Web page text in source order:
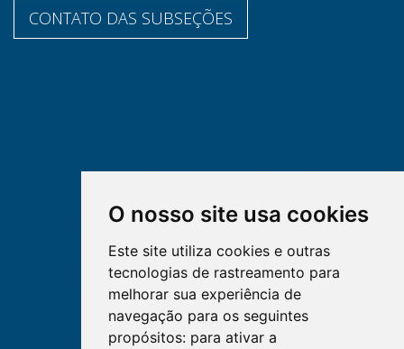
O nosso site usa cookies
Este site utiliza cookies e outras
tecnologias de rastreamento para
melhorar sua experiência de
navegação para os seguintes
propósitos: para ativar a
CONTATO DAS SUBSEÇÕES